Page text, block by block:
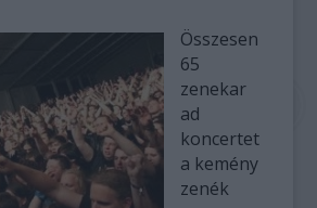
Összesen
65
zenekar
ad
koncertet
a kemény
zenék